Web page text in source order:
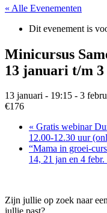
« Alle Evenementen
Dit evenement is
Minicursus
13 januari t/m
13 januari - 19:15 - 3
€176
« Gratis webinar
12.00-12.30 uur
“Mama in groei-
14, 21 jan en 4
Zijn jullie op zoek naar